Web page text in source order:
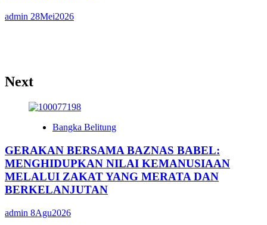
admin 28Mei2026
Next
Bangka Belitung
GERAKAN BERSAMA BAZNAS BABEL:
MENGHIDUPKAN NILAI KEMANUSIAAN
MELALUI ZAKAT YANG MERATA DAN
BERKELANJUTAN
admin 8Agu2026